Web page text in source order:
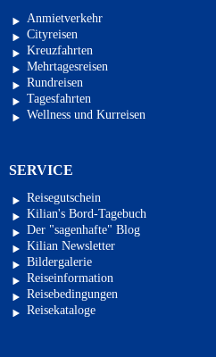
Anmietverkehr
Cityreisen
Kreuzfahrten
Mehrtagesreisen
Rundreisen
Tagesfahrten
Wellness und Kurreisen
SERVICE
Reisegutschein
Kilian's Bord-Tagebuch
Der "sagenhafte" Blog
Kilian Newsletter
Bildergalerie
Reiseinformation
Reisebedingungen
Reisekataloge